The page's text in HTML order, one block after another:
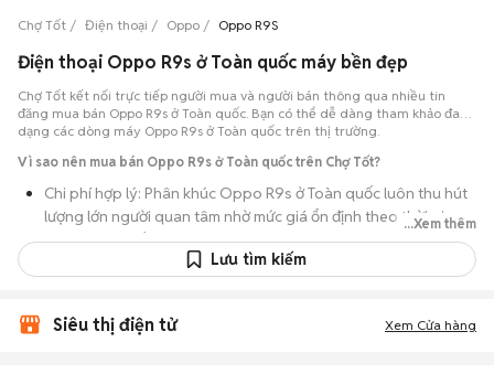
Chợ Tốt Điện thoại Oppo Oppo R9S
Điện thoại Oppo R9s ở Toàn quốc máy bền đẹp
Chợ Tốt kết nối trực tiếp người mua và người bán thông qua nhiều tin
đăng mua bán Oppo R9s ở Toàn quốc. Bạn có thể dễ dàng tham khảo đa
dạng các dòng máy Oppo R9s ở Toàn quốc trên thị trường.
Vì sao nên mua bán Oppo R9s ở Toàn quốc trên Chợ Tốt?
Chi phí hợp lý: Phân khúc Oppo R9s ở Toàn quốc luôn thu hút
lượng lớn người quan tâm nhờ mức giá ổn định theo thời gian,
phù hợp với số đông.
Nguồn cung dồi dào: Hàng loạt bài đăng Oppo R9s ở Toàn
tình trạng ngoại hình và lịch sử bảo hành.
...Xem thêm
Lưu tìm kiếm
Siêu thị điện tử Xem Cửa hàng